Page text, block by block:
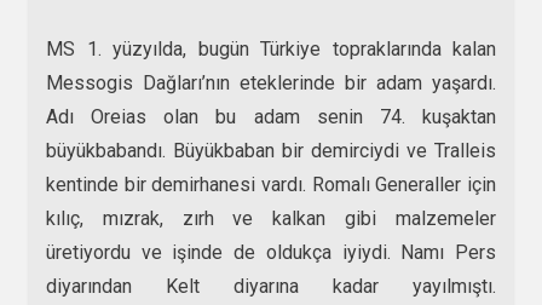
MS 1. yüzyılda, bugün Türkiye topraklarında kalan
Messogis Dağları’nın eteklerinde bir adam yaşardı.
Adı Oreias olan bu adam senin 74. kuşaktan
büyükbabandı. Büyükbaban bir demirciydi ve Tralleis
kentinde bir demirhanesi vardı. Romalı Generaller için
kılıç, mızrak, zırh ve kalkan gibi malzemeler
üretiyordu ve işinde de oldukça iyiydi. Namı Pers
diyarından Kelt diyarına kadar yayılmıştı.